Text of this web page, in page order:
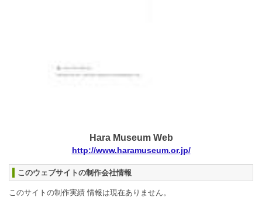
Hara Museum Web
http://www.haramuseum.or.jp/
このウェブサイトの制作会社情報
このサイトの制作実績 情報は現在ありません。